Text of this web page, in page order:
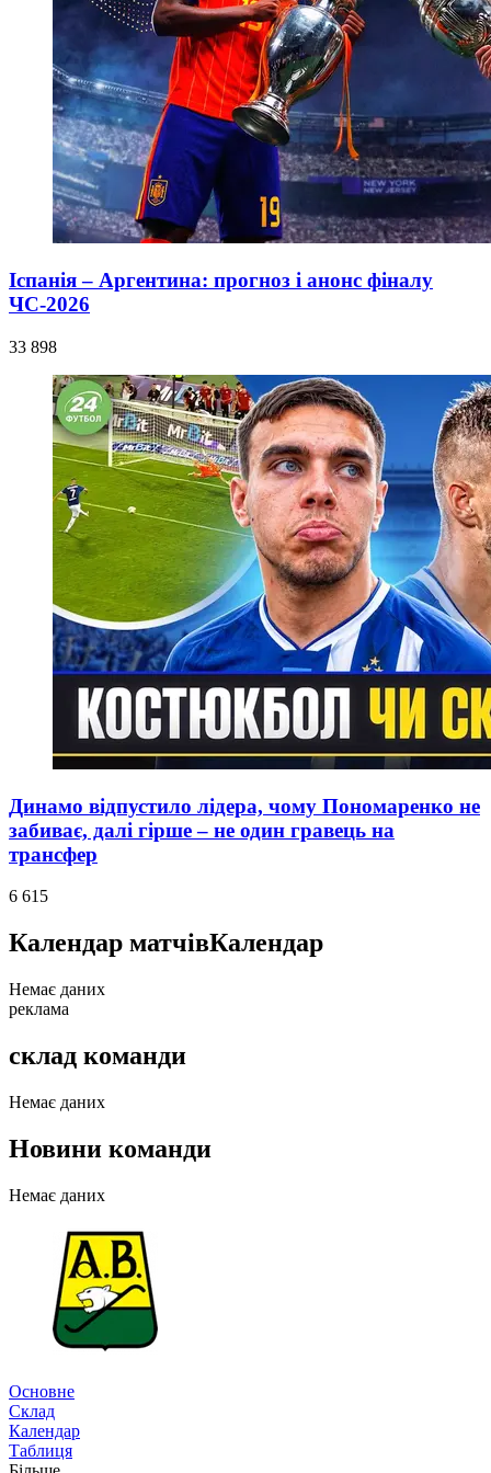
Іспанія – Аргентина: прогноз і анонс фіналу
ЧС-2026
33 898
Динамо відпустило лідера, чому Пономаренко не
забиває, далі гірше – не один гравець на
трансфер
6 615
Календар матчівКалендар
Немає даних
реклама
склад команди
Немає даних
Новини команди
Немає даних
Основне
Склад
Календар
Таблиця